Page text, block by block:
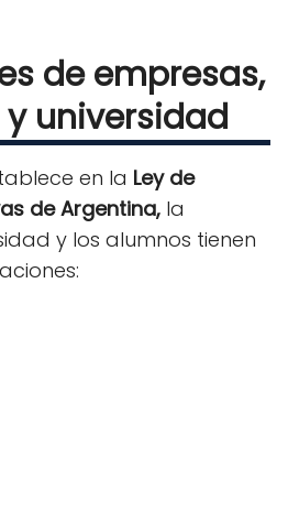
de empresas,
universidad
en la Ley de
de Argentina, la
y los alumnos tienen